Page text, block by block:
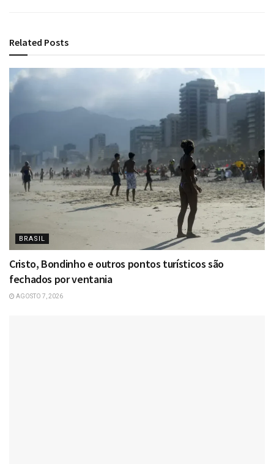
Related Posts
BRASIL
Cristo, Bondinho e outros pontos turísticos são
fechados por ventania
AGOSTO 7, 2026